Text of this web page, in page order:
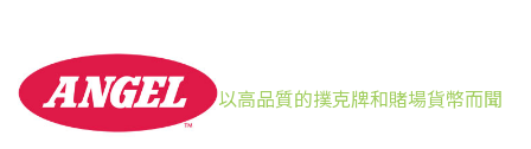
以高品質的撲克牌和賭場貨幣而聞